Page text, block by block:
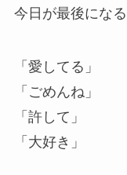
今日が最後にな
「愛してる」
「ごめんね」
「許して」
「大好き」